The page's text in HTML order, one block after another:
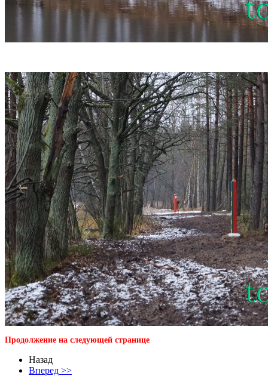
Продолжение на следующей странице
Назад
Вперед >>